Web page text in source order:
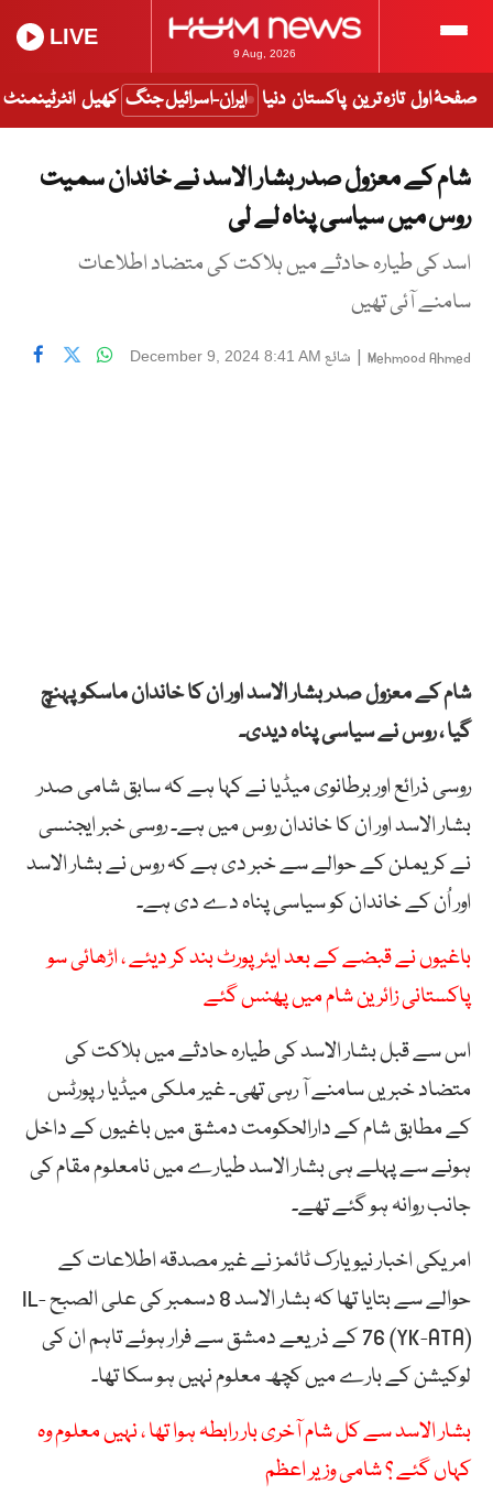
9 Aug, 2026
LIVE
صفحۂ اول تازہ ترین پاکستان دنیا ایران-اسرائیل جنگ کھیل انٹرٹینمنٹ
شام کے معزول صدر بشار الاسد نے خاندان سمیت
روس میں سیاسی پناہ لے لی
اسد کی طیارہ حادثے میں ہلاکت کی متضاد اطلاعات
سامنے آئی تھیں
Mehmood Ahmed
| شائع December 9, 2024 8:41 AM
شام کے معزول صدر بشار الاسد اور ان کا خاندان ماسکو پہنچ
گیا ، روس نے سیاسی پناہ دیدی۔
روسی ذرائع اور برطانوی میڈیا نے کہا ہے کہ سابق شامی صدر
بشار الاسد اور ان کا خاندان روس میں ہے۔ روسی خبر ایجنسی
نے کریملن کے حوالے سے خبر دی ہے کہ روس نے بشار الاسد
اور اُن کے خاندان کو سیاسی پناہ دے دی ہے۔
باغیوں نے قبضے کے بعد ایئر پورٹ بند کر دیئے ، اڑھائی سو
پاکستانی زائرین شام میں پھنس گئے
اس سے قبل بشار الاسد کی طیارہ حادثے میں ہلاکت کی
متضاد خبریں سامنے آ رہی تھی۔ غیر ملکی میڈیا رپورٹس
کے مطابق شام کے دارالحکومت دمشق میں باغیوں کے داخل
ہونے سے پہلے ہی بشار الاسد طیارے میں نامعلوم مقام کی
جانب روانہ ہو گئے تھے۔
امریکی اخبار نیو یارک ٹائمز نے غیر مصدقہ اطلاعات کے
حوالے سے بتایا تھا کہ بشار الاسد 8 دسمبر کی علی الصبح IL-
76 (YK-ATA) کے ذریعے دمشق سے فرار ہوئے تاہم ان کی
لوکیشن کے بارے میں کچھ معلوم نہیں ہو سکا تھا۔
بشار الاسد سے کل شام آخری بار رابطہ ہوا تھا ، نہیں معلوم وہ
کہاں گئے ؟ شامی وزیر اعظم